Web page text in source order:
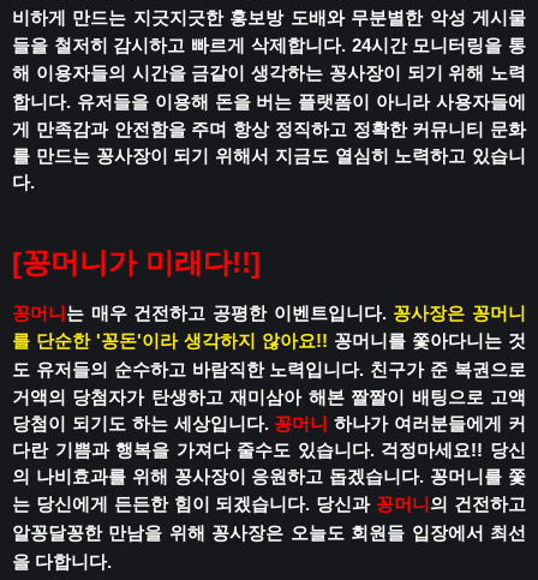
비하게 만드는 지긋지긋한 홍보방 도배와 무분별한 악성 게시물
들을 철저히 감시하고 빠르게 삭제합니다. 24시간 모니터링을 통
해 이용자들의 시간을 금같이 생각하는 꽁사장이 되기 위해 노력
합니다. 유저들을 이용해 돈을 버는 플랫폼이 아니라 사용자들에
게 만족감과 안전함을 주며 항상 정직하고 정확한 커뮤니티 문화
를 만드는 꽁사장이 되기 위해서 지금도 열심히 노력하고 있습니
다.
[꽁머니가 미래다!!]
꽁머니 는 매우 건전하고 공평한 이벤트입니다. 꽁사장은 꽁머니
를 단순한 '꽁돈'이라 생각하지 않아요!! 꽁머니를 쫓아다니는 것
도 유저들의 순수하고 바람직한 노력입니다. 친구가 준 복권으로
거액의 당첨자가 탄생하고재미삼아 해본 짤짤이 배팅으로 고액
당첨이 되기도 하는 세상입니다. 꽁머니 하나가 여러분들에게 커
다란 기쁨과 행복을 가져다 줄수도 있습니다. 걱정마세요!! 당신
의 나비효과를 위해 꽁사장이 응원하고 돕겠습니다. 꽁머니를 쫓
는 당신에게 든든한 힘이 되겠습니다. 당신과 꽁머니 의 건전하고
알꽁달꽁한 만남을 위해 꽁사장은 오늘도 회원들 입장에서 최선
을 다합니다.